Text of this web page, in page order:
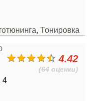
Тонировка
4.42
(64 оценки)
4